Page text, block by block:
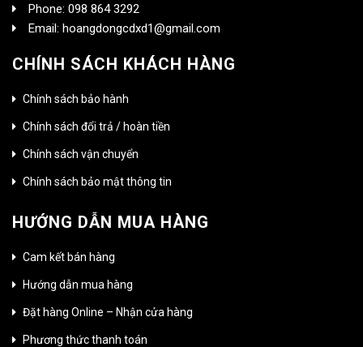
Phone: 098 864 3292
Email: hoangdongcdxd1@gmail.com
CHÍNH SÁCH KHÁCH HÀNG
Chính sách bảo hành
Chính sách đổi trả / hoàn tiền
Chính sách vận chuyển
Chính sách bảo mật thông tin
HƯỚNG DẪN MUA HÀNG
Cam kết bán hàng
Hướng dẫn mua hàng
Đặt hàng Online – Nhận cửa hàng
Phương thức thanh toán